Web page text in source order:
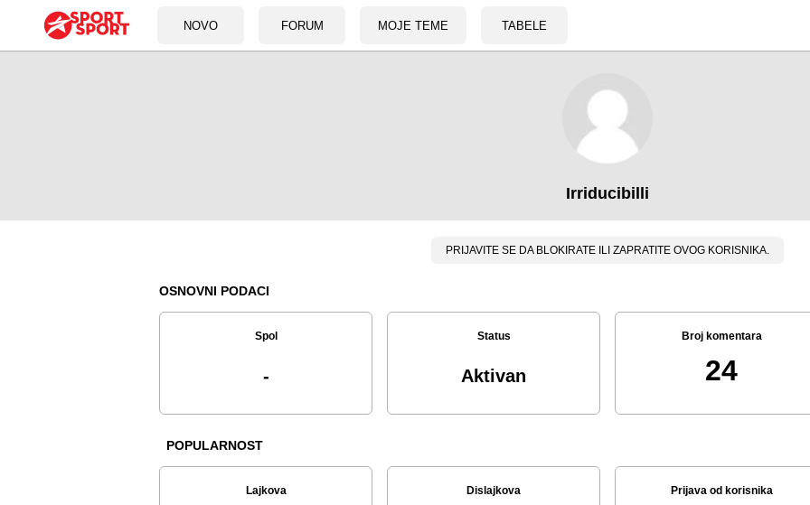
NOVO FORUM MOJE TEME TABELE
Irriducibilli
PRIJAVITE SE DA BLOKIRATE ILI ZAPRATITE OVOG KORISNIKA.
OSNOVNI PODACI
Spol
-
Status
Aktivan
Broj komentara
24
POPULARNOST
Lajkova Dislajkova Prijava od korisnika